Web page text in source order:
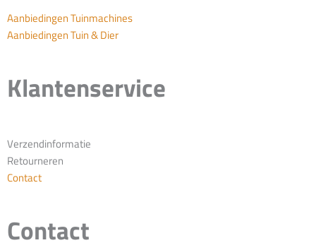
Aanbiedingen Tuinmachines
Aanbiedingen Tuin & Dier
Klantenservice
Verzendinformatie
Retourneren
Contact
Contact